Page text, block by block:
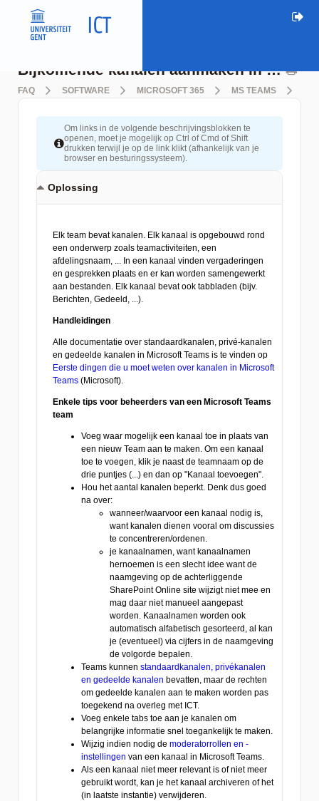
Bijkomende kanalen aanmaken in teams
FAQ SOFTWARE MICROSOFT 365 MS TEAMS
Om links in de volgende beschrijvingsblokken te
openen, moet je mogelijk op Ctrl of Cmd of Shift
drukken terwijl je op de link klikt (afhankelijk van je
browser en besturingssysteem).
Oplossing